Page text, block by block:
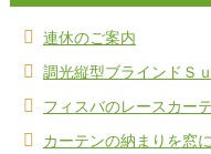
連休のご案内
調光縦型ブラインドＳ
フィスバのレースカー
カーテンの納まりを窓